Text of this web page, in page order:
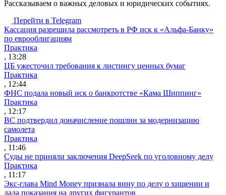
Рассказываем о важных деловых и юридических событиях.
Перейти в Telegram
Кассация разрешила рассмотреть в РФ иск к «Альфа-Банку»
по еврооблигациям
Практика
, 13:28
ЦБ ужесточил требования к листингу ценных бумаг
Практика
, 12:44
ФНС подала новый иск о банкротстве «Кама Шиппинг»
Практика
, 12:17
ВС подтвердил доначисление пошлин за модернизацию
самолета
Практика
, 11:46
Суды не приняли заключения DeepSeek по уголовному делу
Практика
, 11:17
Экс-глава Mind Money признала вину по делу о хищении и
дала показания на других фигурантов